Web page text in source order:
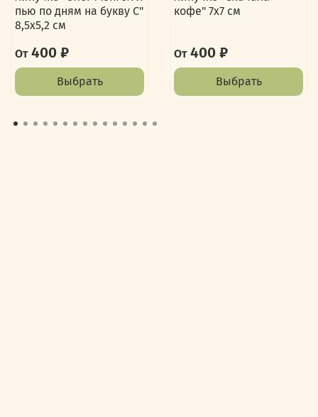
пью по дням на букву С"
8,5х5,2 см
От400 ₽
Выбрать
кофе" 7х7 см
От400 ₽
Выбрать